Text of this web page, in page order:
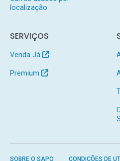
localização
SERVIÇOS
Venda Já
Premium
SOBRE O SAPO CONDIÇÕES DE